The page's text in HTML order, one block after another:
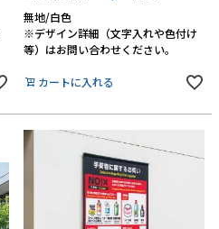
無地/白色
※デザイン詳細（文字入れや色付け
等）はお問い合わせください。
カートに入れる